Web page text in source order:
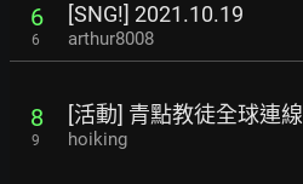
6
6
[SNG!] 2021.10.19
arthur8008
8
9
[活動] 青點教徒全球連線
hoiking